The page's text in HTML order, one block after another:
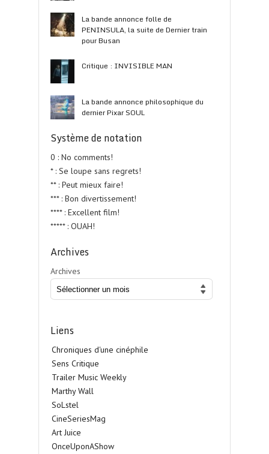
La bande annonce folle de
PENINSULA, la suite de Dernier train
pour Busan
Critique : INVISIBLE MAN
La bande annonce philosophique du
dernier Pixar SOUL
Système de notation
0 : No comments!
* : Se loupe sans regrets!
** : Peut mieux faire!
*** : Bon divertissement!
**** : Excellent film!
***** : OUAH!
Archives
Archives
Liens
Chroniques d'une cinéphile
Sens Critique
Trailer Music Weekly
Marthy Wall
SoLstel
CineSeriesMag
Art Juice
OnceUponAShow